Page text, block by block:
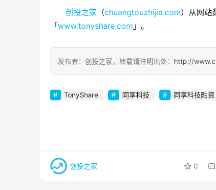
创投之家 （chuangtouzhijia.com）从网站
「www.tonyshare.com 」。
发布者：创投之家，转载请注明出处： http://
TonyShare 同享科技 同享科技融资
创投之家 0